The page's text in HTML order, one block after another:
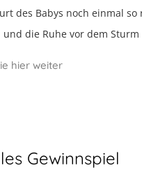
des Babys noch einmal so
die Ruhe vor dem Sturm
hier weiter
Gewinnspiel